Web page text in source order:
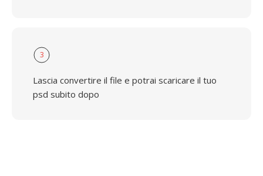
3
Lascia convertire il file e potrai scaricare il tuo
psd subito dopo